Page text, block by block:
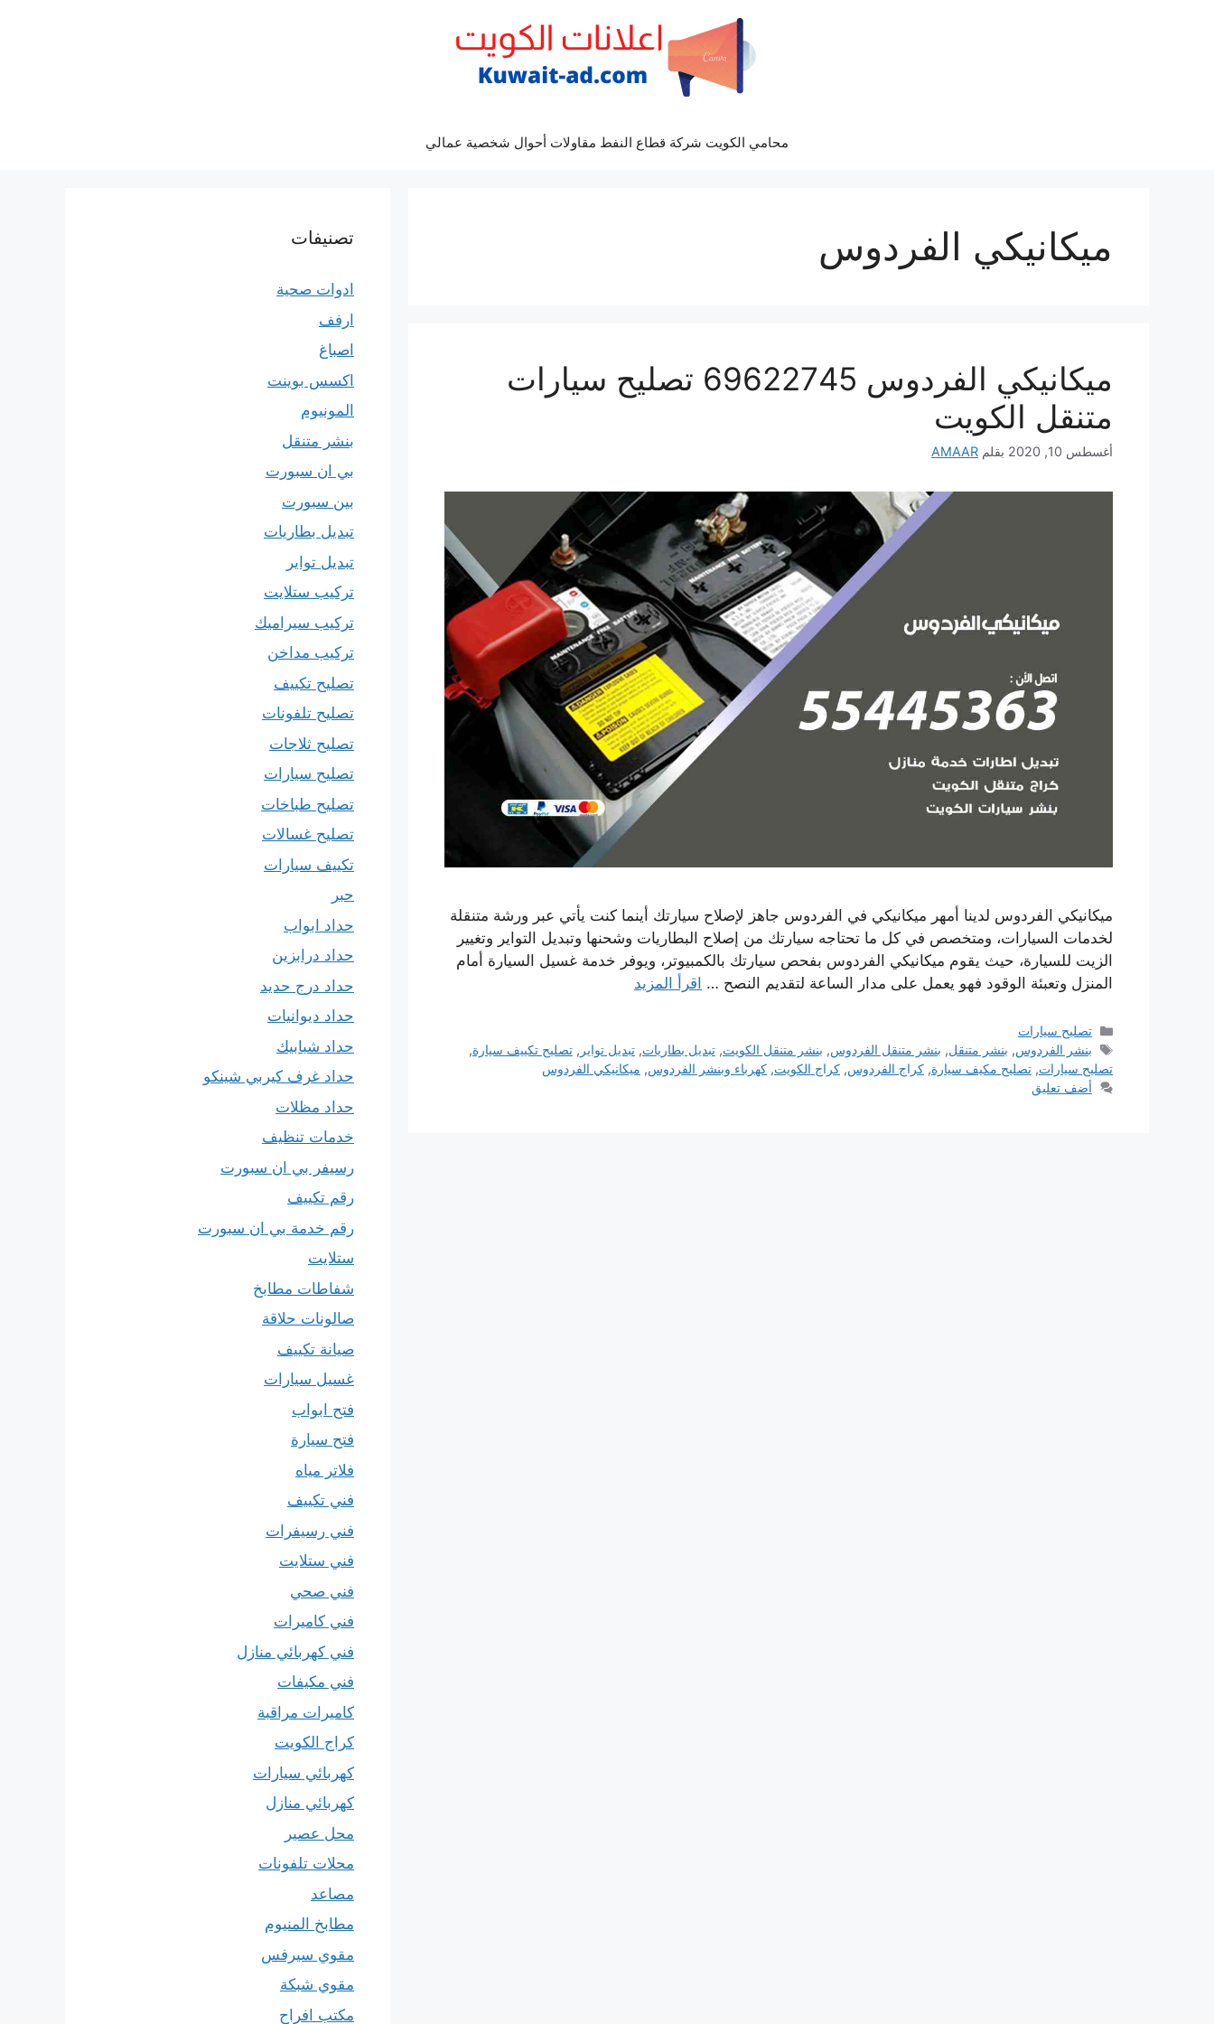
محامي الكويت شركة قطاع النفط مقاولات أحوال شخصية عمالي
ميكانيكي الفردوس
ميكانيكي الفردوس 69622745 تصليح سيارات
متنقل الكويت
أغسطس 10, 2020 بقلم AMAAR
ميكانيكي الفردوس لدينا أمهر ميكانيكي في الفردوس جاهز لإصلاح سيارتك أينما كنت يأتي عبر ورشة متنقلة
لخدمات السيارات، ومتخصص في كل ما تحتاجه سيارتك من إصلاح البطاريات وشحنها وتبديل التواير وتغيير
الزيت للسيارة، حيث يقوم ميكانيكي الفردوس بفحص سيارتك بالكمبيوتر، ويوفر خدمة غسيل السيارة أمام
المنزل وتعبئة الوقود فهو يعمل على مدار الساعة لتقديم النصح … اقرأ المزيد
التصنيفات
تصليح سيارات
الوسوم
بنشر الفردوس, بنشر متنقل, بنشر متنقل الفردوس, بنشر متنقل الكويت,تبديل بطاريات,تبديل تواير ,تصليح تكييف سيارة,
تصليح سيارات, تصليح مكيف سيارة, كراج الفردوس, كراج الكويت, كهرباء وبنشر الفردوس, ميكانيكي الفردوس
أضف تعليق
تصنيفات
ادوات صحية
ارفف
اصباغ
اكسس بوينت
المونيوم
بنشر متنقل
بي ان سبورت
بين سبورت
تبديل بطاريات
تبديل تواير
تركيب ستلايت
تركيب سيراميك
تركيب مداخن
تصليح تكييف
تصليح تلفونات
تصليح ثلاجات
تصليح سيارات
تصليح طباخات
تصليح غسالات
تكييف سيارات
حبر
حداد ابواب
حداد درابزين
حداد درج حديد
حداد ديوانيات
حداد شبابيك
حداد غرف كيربي شينكو
حداد مظلات
خدمات تنظيف
رسيفر بي ان سبورت
رقم تكييف
رقم خدمة بي ان سبورت
ستلايت
شفاطات مطابخ
صالونات حلاقة
صيانة تكييف
غسيل سيارات
فتح ابواب
فتح سيارة
فلاتر مياه
فني تكييف
فني رسيفرات
فني ستلايت
فني صحي
فني كاميرات
فني كهربائي منازل
فني مكيفات
كاميرات مراقبة
كراج الكويت
كهربائي سيارات
كهربائي منازل
محل عصير
محلات تلفونات
مصاعد
مطابخ المنيوم
مقوي سيرفس
مقوي شبكة
مكتب افراح